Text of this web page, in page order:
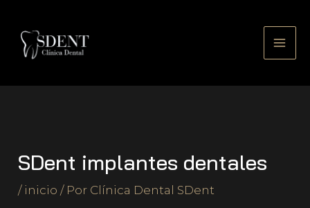
contenido
SDent implantes dentales
/ inicio / Por Clínica Dental SDent